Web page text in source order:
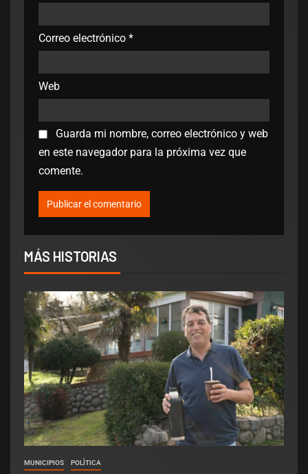
Correo electrónico *
Web
Guarda mi nombre, correo electrónico y web
en este navegador para la próxima vez que
comente.
MÁS HISTORIAS
MUNICIPIOS POLÌTICA